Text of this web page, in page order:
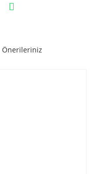
Önerileriniz